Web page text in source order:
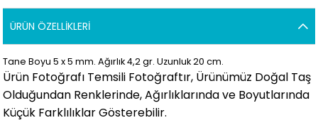
ÜRÜN ÖZELLIKLERI
Tane Boyu 5 x 5 mm. Ağırlık 4,2 gr. Uzunluk 20 cm.
Ürün Fotoğrafı Temsili Fotoğraftır, Ürünümüz Doğal Taş
Olduğundan Renklerinde, Ağırlıklarında ve Boyutlarında
Küçük Farklılıklar Gösterebilir.